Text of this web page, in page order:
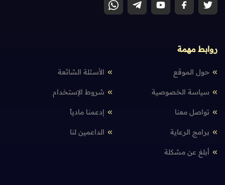
روابط مهمة
حول الموقع الأسئلة الشائعة
سياسة الخصوصية شروط الإستخدام
تواصل معنا إدعمنا مادياً
برامج الرعاية الداعمين لنا
أبلغ عن مشكلة